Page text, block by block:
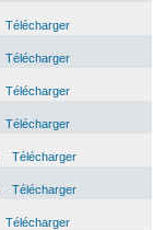
Télécharger
Télécharger
Télécharger
Télécharger
Télécharger
Télécharger
Télécharger